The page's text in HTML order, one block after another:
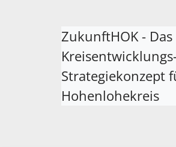
ZukunftHOK - Das
Strategiekonzept
Hohenlohekreis